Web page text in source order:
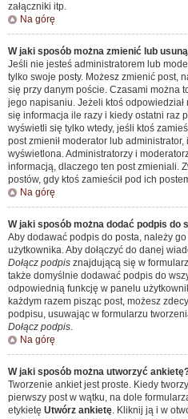
załączniki itp.
Na górę
W jaki sposób można zmienić lub
Jeśli nie jesteś administratorem lub
tylko swoje posty. Możesz zmienić post,
się przy danym poście. Czasami można
jego napisaniu. Jeżeli ktoś
się informacja ile razy i kiedy ostatni raz
wyświetli się tylko wtedy, jeśli ktoś
post zmienił moderator lub
wyświetlona. Administratorzy i
informacją, dlaczego ten post zmieniali.
postów, gdy ktoś zamieścił pod ich
Na górę
W jaki sposób można dodać podpis do
Aby dodawać podpis do posta, należy
użytkownika. Aby dołączyć do danej
Dołącz podpis znajdującą się w
także domyślnie dodawać podpis do
odpowiednią funkcję w panelu
każdym razem pisząc post, możesz
podpisu, usuwając w formularzu
Dołącz podpis.
Na górę
W jaki sposób można utworzyć
Tworzenie ankiet jest proste. Kiedy
pierwszy post w wątku, na dole
etykietę Utwórz ankietę. Kliknij ją i w